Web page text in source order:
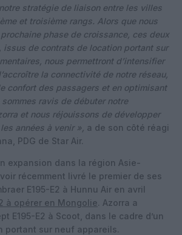
stratégie de liaison entre les villes
et troisième rangs. Alors que nous
phase de croissance, ces deux
issus de contrats de location portant sur
nous permettront d’intensifier
la connectivité de notre réseau,
confort des passagers et en optimisant
ravis de débuter notre
et nous réjouissons de développer
années à venir », a de son côté réagi
PDG de Star Air.
expansion dans la région Asie-
récemment livré le premier de ses
E195-E2 à Hunnu Air en avril
à opérer en Mongolie. Azorra a
E195-E2 à Scoot, dans le cadre d’un
portant sur neuf appareils.